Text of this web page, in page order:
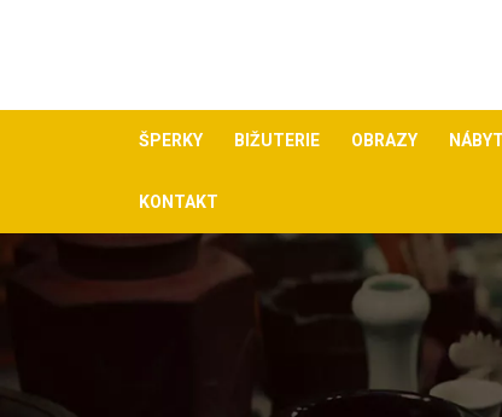
ŠPERKY BIŽUTERIE OBRAZY
KONTAKT